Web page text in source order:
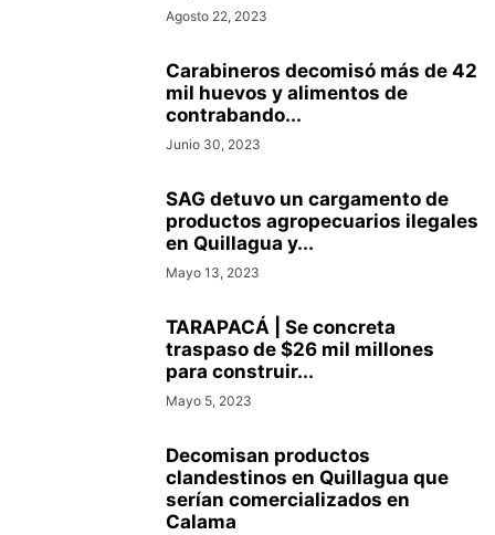
Agosto 22, 2023
Carabineros decomisó más de 42
mil huevos y alimentos de
contrabando...
Junio 30, 2023
SAG detuvo un cargamento de
productos agropecuarios ilegales
en Quillagua y...
Mayo 13, 2023
TARAPACÁ | Se concreta
traspaso de $26 mil millones
para construir...
Mayo 5, 2023
Decomisan productos
clandestinos en Quillagua que
serían comercializados en
Calama